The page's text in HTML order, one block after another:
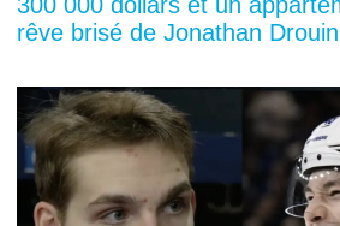
rêve brisé de Jonathan Drouin